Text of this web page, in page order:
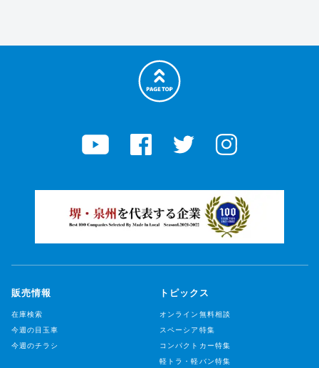
販売情報
在庫検索
今週の目玉車
今週のチラシ
トピックス
オンライン無料相談
スペーシア特集
コンパクトカー特集
軽トラ・軽バン特集